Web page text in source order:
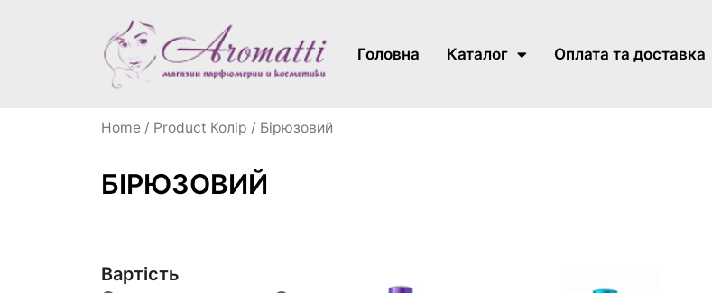
Головна Каталог Оплата та доставка
Home / Product Колір / Бірюзовий
БІРЮЗОВИЙ
Вартість